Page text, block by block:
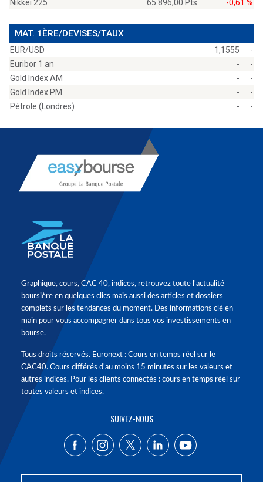
Nikkei 225 65 896,00 Pts -0,61 %
MAT. 1ÈRE/DEVISES/TAUX
EUR/USD 1,1555
-
Euribor 1 an
-
-
Gold Index AM
-
-
Gold Index PM
-
-
Pétrole (Londres)
- -
Graphique, cours, CAC 40, indices, retrouvez toute l'actualité
boursière en quelques clics mais aussi des articles et dossiers
complets sur les tendances du moment. Des informations clé en
main pour vous accompagner dans tous vos investissements en
bourse.
Tous droits réservés. Euronext : Cours en temps réel sur le
CAC40. Cours différés d'au moins 15 minutes sur les valeurs et
autres indices. Pour les clients connectés : cours en temps réel sur
toutes valeurs et indices.
SUIVEZ-NOUS